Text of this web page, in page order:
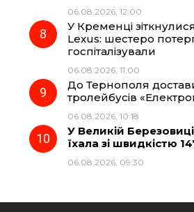
06.08.2026, 12:00
У Кременці
Lexus: шестеро
госпіталізували
06.08.2026, 11:00
До Тернополя
тролейбусів
06.08.2026, 10:18
У Великій
їхала зі швидкістю
06.08.2026, 09:30